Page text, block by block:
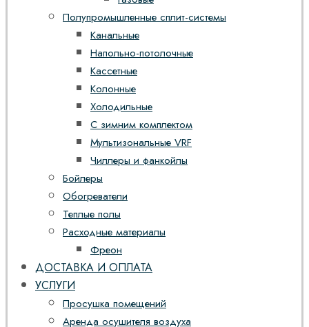
Полупромышленные сплит-системы
Канальные
Напольно-потолочные
Кассетные
Колонные
Холодильные
С зимним комплектом
Мультизональные VRF
Чиллеры и фанкойлы
Бойлеры
Обогреватели
Теплые полы
Расходные материалы
Фреон
ДОСТАВКА И ОПЛАТА
УСЛУГИ
Просушка помещений
Аренда осушителя воздуха